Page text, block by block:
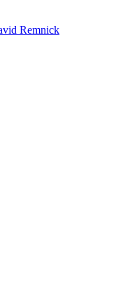
Remnick